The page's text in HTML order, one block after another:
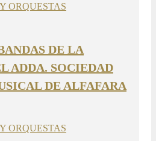
ORQUESTAS
DE LA
ADDA. SOCIEDAD
DE ALFAFARA
ORQUESTAS